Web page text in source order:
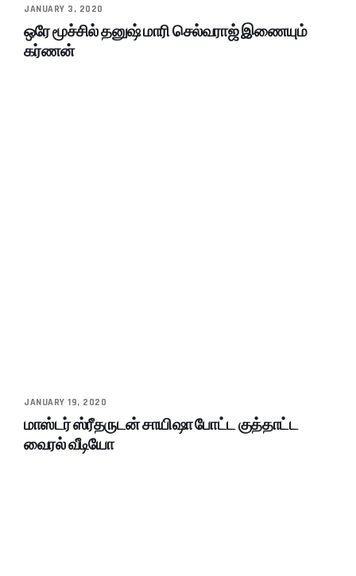
JANUARY 3, 2020
ஒரே மூச்சில் தனுஷ் மாரி செல்வராஜ் இணையும்
கர்ணன்
JANUARY 19, 2020
மாஸ்டர் ஸ்ரீதருடன் சாயிஷா போட்ட குத்தாட்ட
வைரல் வீடியோ